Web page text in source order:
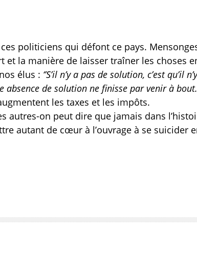
politiciens qui défont ce pays.
et la manière de laisser traîner les choses
élus : ‘’S’il n’y a pas de solution, c’est qu’il
absence de solution ne finisse par venir à
les taxes et les impôts.
autres-on peut dire que jamais dans
autant de cœur à l’ouvrage à se suicider